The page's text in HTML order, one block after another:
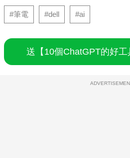
#筆電 #dell #ai
送【10個ChatGPT的好工